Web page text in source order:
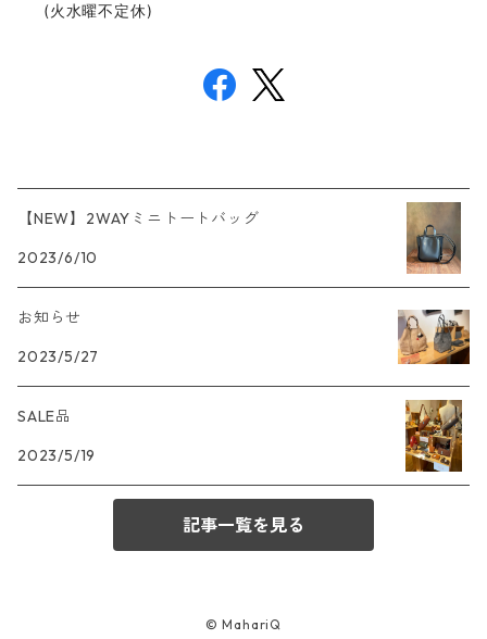
(火水曜不定休)
【NEW】2WAYミニトートバッグ
2023/6/10
お知らせ
2023/5/27
SALE品
2023/5/19
記事一覧を見る
© MahariQ